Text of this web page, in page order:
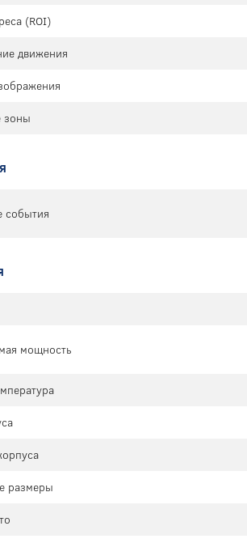
(ROI)
движения
зоны
события
мощность
размеры